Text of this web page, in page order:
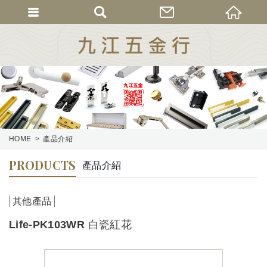
HOME 產品介紹
PRODUCTS 產品介紹
其他產品
Life-PK103WR 白瓷紅花